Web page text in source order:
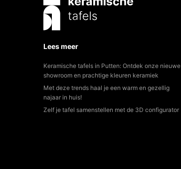
Lees meer
Keramische tafels in Putten: Ontdek onze nieuwe
showroom en prachtige kleuren keramiek
Met deze trends haal je een warm en gezellig
najaar in huis!
Zelf je tafel samenstellen met de 3D configurator